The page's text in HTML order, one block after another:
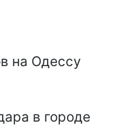
на Одессу
в городе